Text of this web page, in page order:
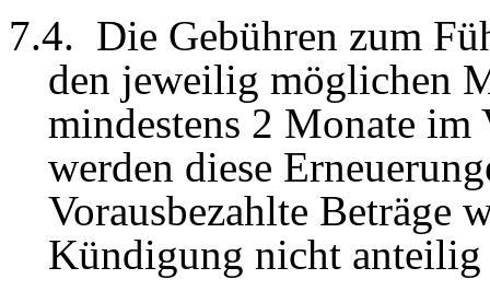
7.4. Die Gebühren zum
den jeweilig möglichen
mindestens 2 Monate im
werden diese
Vorausbezahlte Beträge
Kündigung nicht anteilig